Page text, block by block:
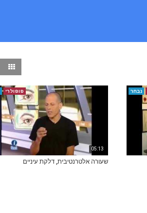
נבחר
05:13
פופולרי
שעורה אלטרנטיבית, דלקת עיניים